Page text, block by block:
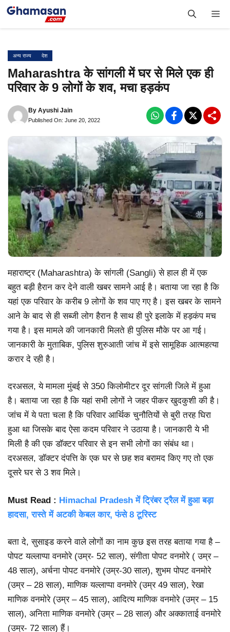
Skip
अन्य राज्य देश
Maharashtra के सांगली में घर से मिले एक ही
परिवार के 9 लोगों के शव, मचा हड़कंप
By Ayushi Jain
Published On: June 20, 2022
महाराष्ट्र (Maharashtra) के सांगली (Sangli) से हाल ही में एक
बहुत बड़ी हैरान कर देने वाली खबर सामने आई है। बताया जा रहा है कि
यहां एक परिवार के करीब 9 लोगों के शव पाए गए है। इस खबर के सामने
आने के बाद से ही सब्जी लोग हैरान है साथ ही पुरे इलाके में हड़कंप मच
गया है। इस मामले की जानकारी मिलते ही पुलिस मौके पर आ गई।
जानकारी के मुताबिक, पुलिस शुरुआती जांच में इसे सामूहिक आत्महत्या
करार दे रही है।
दरअसल, ये मामला मुंबई से 350 किलोमीटर दूर सांगली जिले में हुआ
है। बताया जा रहा है कि यहां सभी लोगों ने जहर पीकर खुदकुशी की है।
जांच में ये पता चला है कि परिवार आर्थिक चुनौतियों से बुरी तरह घिरा
हुआ था जिसके बाद ऐसा कदम परिवार ने उठाया है। जानकारी ये भी
मिली है की एक डॉक्टर परिवार से इन सभी लोगों का संबंध था।
दरअसल, डॉक्टर दंपत्ति के एक घर से छह शव बरामद किए गए तो एक
दूसरे घर से 3 शव मिले।
Must Read : Himachal Pradesh में ट्रिंबर ट्रैल में हुआ बड़ा
हादसा, रास्ते में अटकी केबल कार, फंसे 8 टूरिस्ट
बता दे, सुसाइड करने वाले लोगों का नाम कुछ इस तरह बताया गया है –
पोपट यल्लाप्पा वनमोरे (उम्र- 52 साल), संगीता पोपट वनमोरे ( उम्र –
48 साल), अर्चना पोपट वनमोरे (उम्र-30 साल), शुभम पोपट वनमोरे
(उम्र – 28 साल), माणिक यल्लाप्पा वनमोरे (उम्र 49 साल), रेखा
माणिक वनमोरे (उम्र – 45 साल), आदित्य माणिक वनमोरे (उम्र – 15
साल), अनिता माणिक वनमोरे (उम्र – 28 साल) और अक्काताई वनमोरे
(उम्र- 72 साल) हैं।